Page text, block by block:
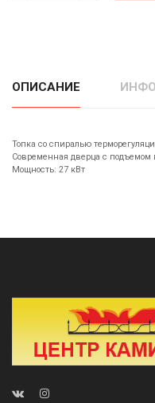
ОПИСАНИЕ
Топка со спиралью
Современная дверца с подъемом
Мощность: 27 кВт